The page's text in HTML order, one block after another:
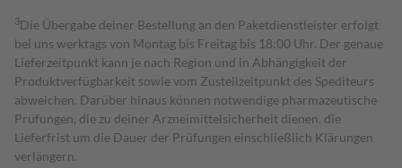
3Die Übergabe deiner Bestellung an den Paketdienstleister erfolgt
bei uns werktags von Montag bis Freitag bis 18:00 Uhr. Der genaue
Lieferzeitpunkt kann je nach Region und in Abhängigkeit der
Produktverfügbarkeit sowie vom Zustellzeitpunkt des Spediteurs
abweichen. Darüber hinaus können notwendige pharmazeutische
Prüfungen, die zu deiner Arzneimittelsicherheit dienen, die
Lieferfrist um die Dauer der Prüfungen einschließlich Klärungen
verlängern.